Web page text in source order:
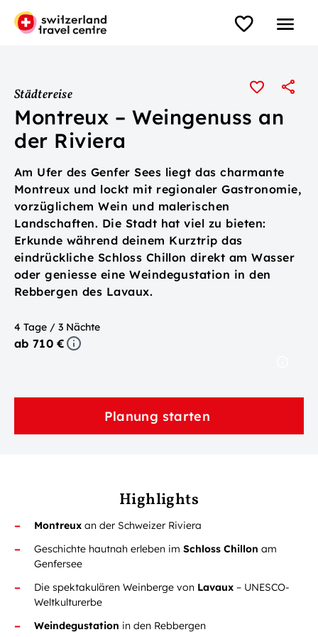
Städtereise
Montreux – Weingenuss an
der Riviera
Am Ufer des Genfer Sees liegt das charmante
Montreux und lockt mit regionaler Gastronomie,
vorzüglichem Wein und malerischen
Landschaften. Die Stadt hat viel zu bieten:
Erkunde während deinem Kurztrip das
eindrückliche Schloss Chillon direkt am Wasser
oder geniesse eine Weindegustation in den
Rebbergen des Lavaux.
4 Tage / 3 Nächte
ab 710 €
Planung starten
Highlights
Montreux an der Schweizer Riviera
Geschichte hautnah erleben im Schloss Chillon am
Genfersee
Die spektakulären Weinberge von Lavaux – UNESCO-
Weltkulturerbe
Weindegustation in den Rebbergen